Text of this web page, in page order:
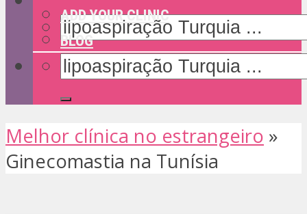
ADD YOUR CLINIC
BLOG
Melhor clínica no estrangeiro »
Ginecomastia na Tunísia